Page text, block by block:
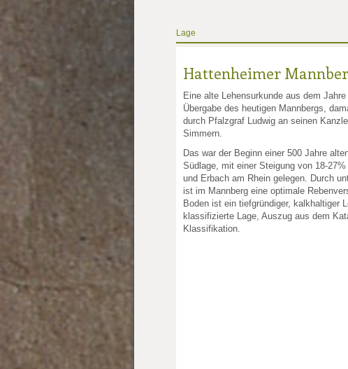
Lage
Hattenheimer
Eine alte Lehensurkunde aus dem
Übergabe des heutigen Mannbergs,
durch Pfalzgraf Ludwig an seinen
Simmern.
Das war der Beginn einer 500 Jahre
Südlage, mit einer Steigung von 18-
und Erbach am Rhein gelegen. Durch
ist im Mannberg eine optimale
Boden ist ein tiefgründiger, kalkhaltiger
klassifizierte Lage, Auszug aus dem
Klassifikation.